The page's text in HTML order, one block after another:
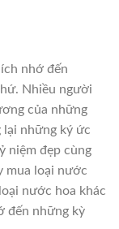
nhớ đến
Nhiều người
của những
lại những ký ức
niệm đẹp cùng
mua loại nước
nước hoa khác
đến những kỳ